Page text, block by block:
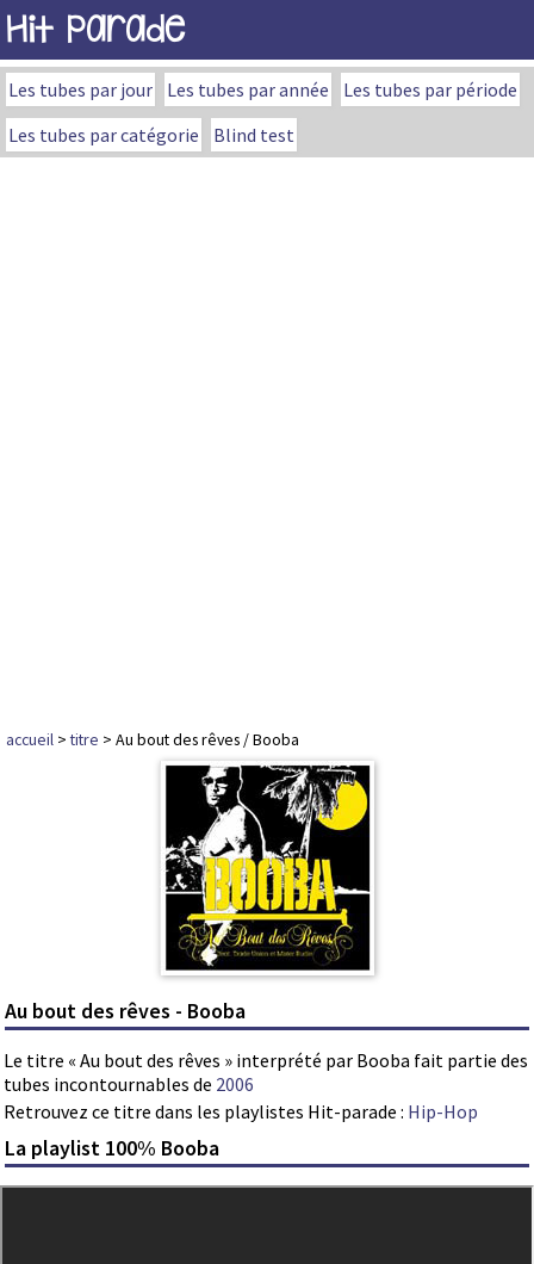
Hit Parade
Les tubes par jour Les tubes par année
Les tubes par période
Les tubes par catégorie
Blind test
accueil >titre > Au bout des rêves / Booba
Au bout des rêves - Booba
Le titre « Au bout des rêves » interprété par Booba fait partie des
tubes incontournables de 2006
Retrouvez ce titre dans les playlistes Hit-parade : Hip-Hop
La playlist 100% Booba